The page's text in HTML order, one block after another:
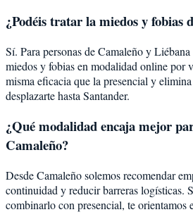
¿Podéis tratar lamiedos y fobias
Sí. Para personas de Camaleño y
miedos y fobias en modalidad online por
misma eficacia que la presencial y
desplazarte hasta Santander.
¿Qué modalidad encaja mejor
Camaleño?
Desde Camaleño solemos recomendar
continuidad y reducir barreras logísticas.
combinarlo con presencial, te orientamos